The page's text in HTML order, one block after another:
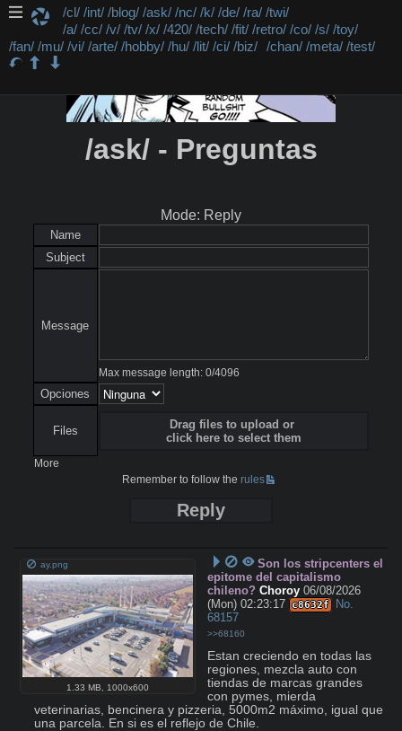
/cl/ /int/ /blog/ /ask/ /nc/ /k/ /de/ /ra/ /twi/
/a/ /cc/ /v/ /tv/ /x/ /420/ /tech/ /fit/ /retro/ /co/ /s/ /toy/
/fan/ /mu/ /vi/ /arte/ /hobby/ /hu/ /lit/ /ci/ /biz/ /chan/ /meta/ /test/
/ask/ - Preguntas
Mode: Reply
Name
Subject
Message
Max message length: 0/4096
Opciones
Files
Drag files to upload or
click here to select them
More
Remember to follow therules
Reply
ay.png
1.33 MB 1000x600
Son los stripcenters el
epitome del capitalismo
chileno? Choroy 06/08/2026
(Mon) 02:23:17 c8632f
No.
68157
>>68160
Estan creciendo en todas las
regiones, mezcla auto con
tiendas de marcas grandes
con pymes, mierda
veterinarias, bencinera y pizzeria, 5000m2 máximo, igual que
una parcela. En si es el reflejo de Chile.